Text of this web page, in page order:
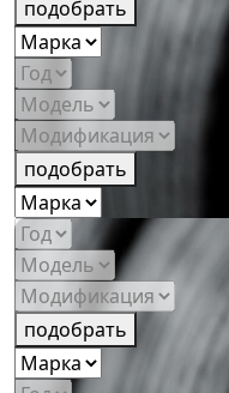
подобрать
подобрать
подобрать